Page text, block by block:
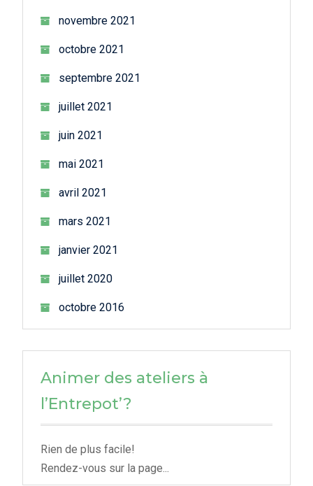
novembre 2021
octobre 2021
septembre 2021
juillet 2021
juin 2021
mai 2021
avril 2021
mars 2021
janvier 2021
juillet 2020
octobre 2016
Animer des ateliers à
l’Entrepot’?
Rien de plus facile!
Rendez-vous sur la page...